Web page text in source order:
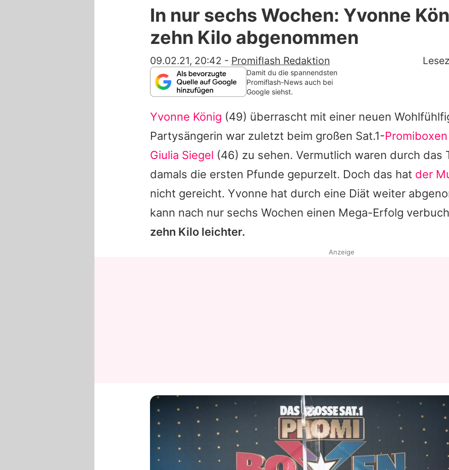
Nutzungsbedingungen
Utiq verwalten
In nur sechs Wochen: Yvonne
zehn Kilo abgenommen
09.02.21, 20:42 - Promiflash Redaktion
Damit du die spannendsten
Promiflash-News auch bei
Google siehst.
Yvonne König (49) überrascht mit einer neuen
Partysängerin war zuletzt beim großen Sat.1-Promiboxen
Giulia Siegel (46) zu sehen. Vermutlich waren durch das
damals die ersten Pfunde gepurzelt. Doch das hat der
nicht gereicht. Yvonne hat durch eine Diät weiter
kann nach nur sechs Wochen einen Mega-Erfolg
zehn Kilo leichter.
Anzeige